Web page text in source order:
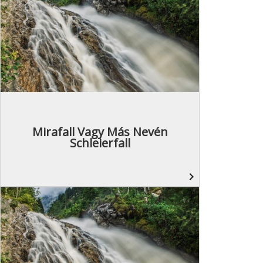
Mirafall Vagy Más Nevén
Schleierfall
navigate_next